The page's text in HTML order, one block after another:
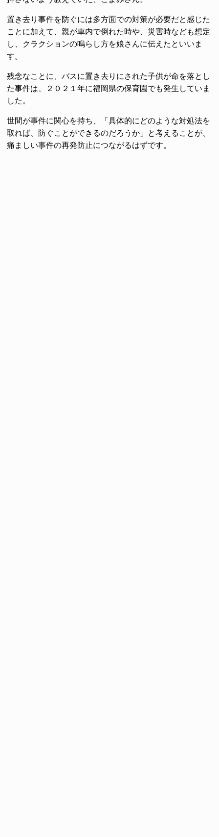
置き去り事件を防ぐには多方面での対策が必要だと感じた
ことに加えて、親が車内で倒れた時や、災害時なども想定
し、クラクションの鳴らし方を娘さんに伝えたといいま
す。
残念なことに、バスに置き去りにされた子供が命を落とし
た事件は、２０２１年に福岡県の保育園でも発生していま
した。
世間が事件に関心を持ち、「具体的にどのような対処法を
取れば、防ぐことができるのだろうか」と考えることが、
痛ましい事件の再発防止につながるはずです。